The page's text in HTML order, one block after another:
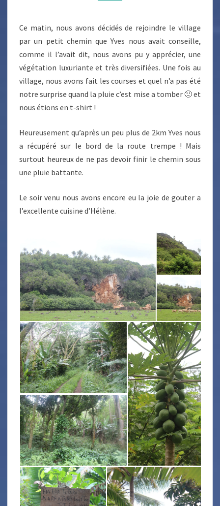
Ce matin, nous avons décidés de rejoindre le village
par un petit chemin que Yves nous avait conseille,
comme il l’avait dit, nous avons pu y apprécier, une
végétation luxuriante et très diversifiées. Une fois au
village, nous avons fait les courses et quel n’a pas été
notre surprise quand la pluie c’est mise a tomber 🙂 et
nous étions en t-shirt !
Heureusement qu’après un peu plus de 2km Yves nous
a récupéré sur le bord de la route trempe ! Mais
surtout heureux de ne pas devoir finir le chemin sous
une pluie battante.
Le soir venu nous avons encore eu la joie de gouter a
l’excellente cuisine d’Hélène.